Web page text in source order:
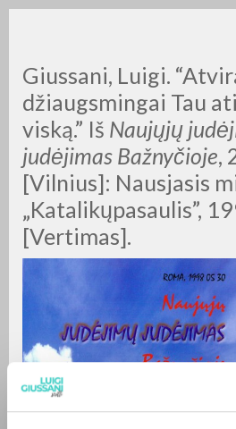
Giussani, Luigi.
džiaugsmingai Tau
viską.” Iš Naujųjų
judėjimas Bažnyčioje,
[Vilnius]: Nausjasis
„Katalikųpasaulis”,
[Vertimas].